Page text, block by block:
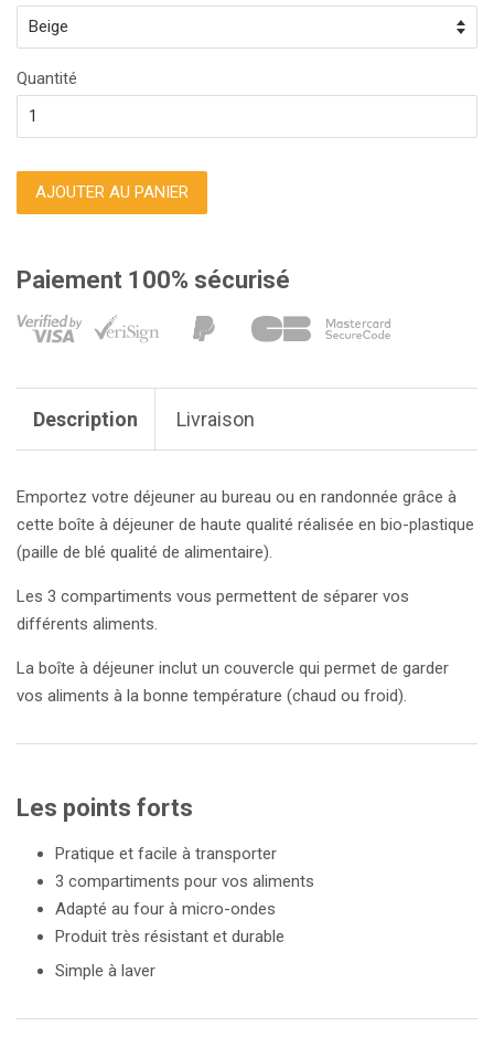
Quantité
AJOUTER AU PANIER
Paiement 100% sécurisé
Description Livraison
Emportez votre déjeuner au bureau ou en randonnée grâce à
cette boîte à déjeuner de haute qualité réalisée en bio-plastique
(paille de blé qualité de alimentaire)
Les 3 compartiments vous permettent de séparer vos
différents aliments.
La boîte à déjeuner inclut un couvercle qui permet de garder
vos aliments à la bonne température (chaud ou froid).
Les points forts
Pratique et facile à transporter
3 compartiments pour vos aliments
Adapté au four à micro-ondes
Produit très résistant et durable
Simple à laver